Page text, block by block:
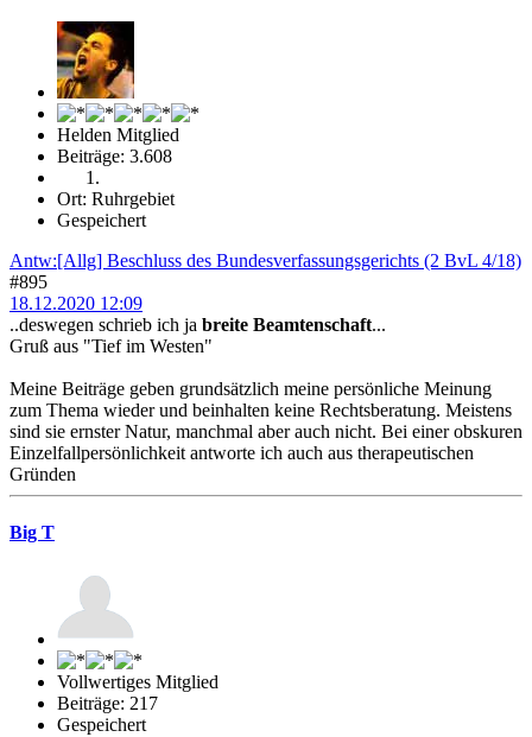
Helden Mitglied
Beiträge: 3.608
Ort: Ruhrgebiet
Gespeichert
Antw:[Allg] Beschluss des Bundesverfassungsgerichts (2 BvL 4/18)
#895
18.12.2020 12:09
..deswegen schrieb ich ja breite Beamtenschaft...
Gruß aus "Tief im Westen"
Meine Beiträge geben grundsätzlich meine persönliche Meinung
zum Thema wieder und beinhalten keine Rechtsberatung. Meistens
sind sie ernster Natur, manchmal aber auch nicht. Bei einer obskuren
Einzelfallpersönlichkeit antworte ich auch aus therapeutischen
Gründen
Big T
Vollwertiges Mitglied
Beiträge: 217
Gespeichert